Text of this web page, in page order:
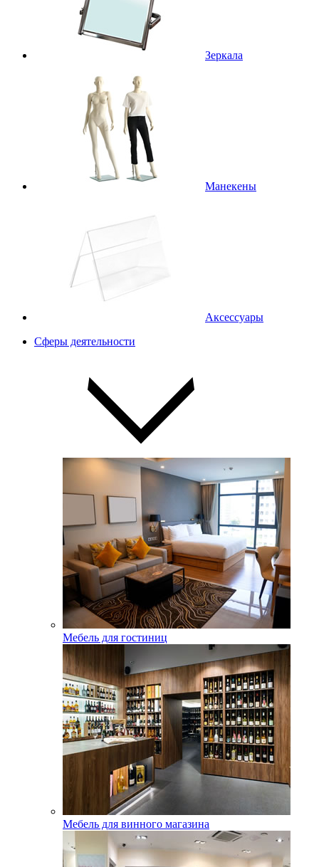
Зеркала
Манекены
Аксессуары
Сферы деятельности
Мебель для гостиниц
Мебель для винного магазина